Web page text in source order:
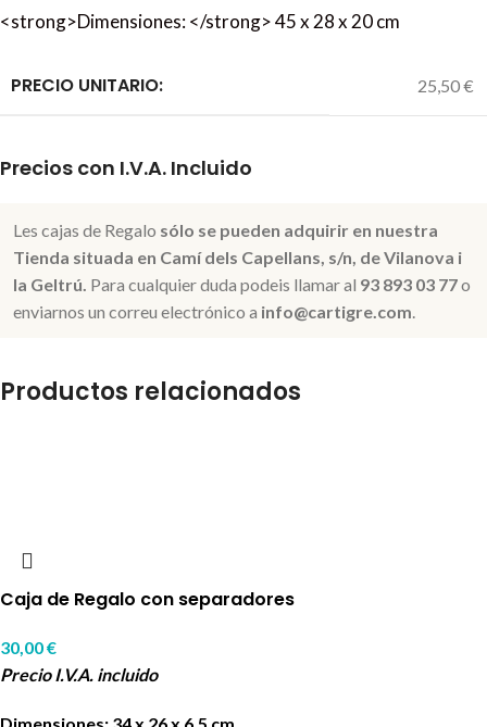
<strong>Dimensiones: </strong> 45 x 28 x 20 cm
PRECIO UNITARIO: 25,50 €
Precios con I.V.A. Incluido
Les cajas de Regalo sólo se pueden adquirir en nuestra
Tienda situada en Camí dels Capellans, s/n, de Vilanova i
la Geltrú. Para cualquier duda podeis llamar al 93 893 03 77o
enviarnos un correu electrónico a info@cartigre.com.
Productos relacionados
Caja de Regalo con separadores
30,00€
Precio I.V.A. incluido